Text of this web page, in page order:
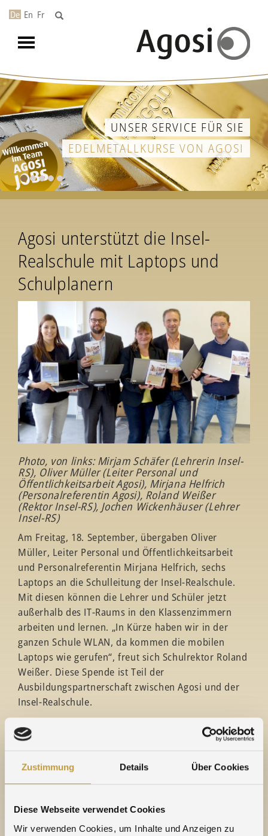
Zustimmung Details Über Cookies
Diese Webseite verwendet Cookies
Wir verwenden Cookies, um Inhalte und Anzeigen zu
De En Fr
Toggle
navigation
UNSER SERVICE FÜR SIE
EDELMETALLKURSE VON AGOSI
Agosi unterstützt die Insel-
Realschule mit Laptops und
Schulplanern
Photo, von links: Mirjam Schäfer (Lehrerin Insel-
RS), Oliver Müller (Leiter Personal und
Öffentlichkeitsarbeit Agosi), Mirjana Helfrich
(Personalreferentin Agosi), Roland Weißer
(Rektor Insel-RS), Jochen Wickenhäuser (Lehrer
Insel-RS)
Am Freitag, 18. September, übergaben Oliver
Müller, Leiter Personal und Öffentlichkeitsarbeit
und Personalreferentin Mirjana Helfrich, sechs
Laptops an die Schulleitung der Insel-Realschule.
Mit diesen können die Lehrer und Schüler jetzt
außerhalb des IT-Raums in den Klassenzimmern
arbeiten und lernen. „In Kürze haben wir in der
ganzen Schule WLAN, da kommen die mobilen
Laptops wie gerufen“, freut sich Schulrektor Roland
Weißer. Diese Spende ist Teil der
Ausbildungspartnerschaft zwischen Agosi und der
Insel-Realschule.
Darüber hinaus erhalten alle Schüler der Realschule
zum neuen Schuljahr einen Jahresplaner, der
ebenso von Agosi gesponsert wird. Die Jahresplaner
sind ein wichtiges Lern-, Organisations- und
Kommunikationsmittel zwischen Lehrern, Eltern
und Schülern und liegen Herrn Weißer sehr am